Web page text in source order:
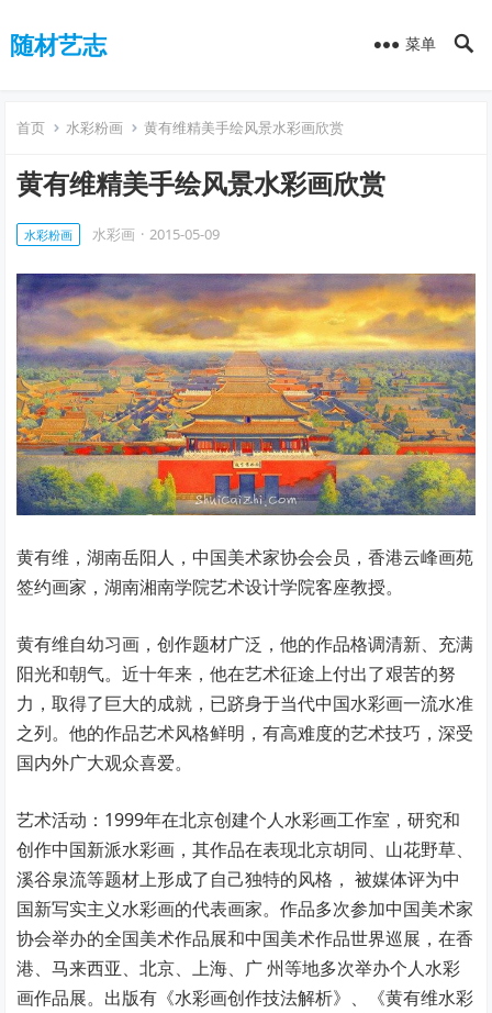
随材艺志 菜单
首页 水彩粉画 黄有维精美手绘风景水彩画欣赏
黄有维精美手绘风景水彩画欣赏
水彩粉画 水彩画 · 2015-05-09
黄有维，湖南岳阳人，中国美术家协会会员，香港云峰画苑
签约画家，湖南湘南学院艺术设计学院客座教授。
黄有维自幼习画，创作题材广泛，他的作品格调清新、充满
阳光和朝气。近十年来，他在艺术征途上付出了艰苦的努
力，取得了巨大的成就，已跻身于当代中国水彩画一流水准
之列。他的作品艺术风格鲜明，有高难度的艺术技巧，深受
国内外广大观众喜爱。
艺术活动：1999年在北京创建个人水彩画工作室，研究和
创作中国新派水彩画，其作品在表现北京胡同、山花野草、
溪谷泉流等题材上形成了自己独特的风格， 被媒体评为中
国新写实主义水彩画的代表画家。作品多次参加中国美术家
协会举办的全国美术作品展和中国美术作品世界巡展，在香
港、马来西亚、北京、上海、广 州等地多次举办个人水彩
画作品展。出版有《水彩画创作技法解析》、《黄有维水彩